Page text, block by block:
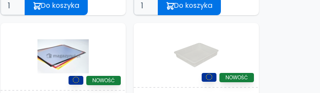
Do koszyka Do koszyka
NOWOŚĆ NOWOŚĆ